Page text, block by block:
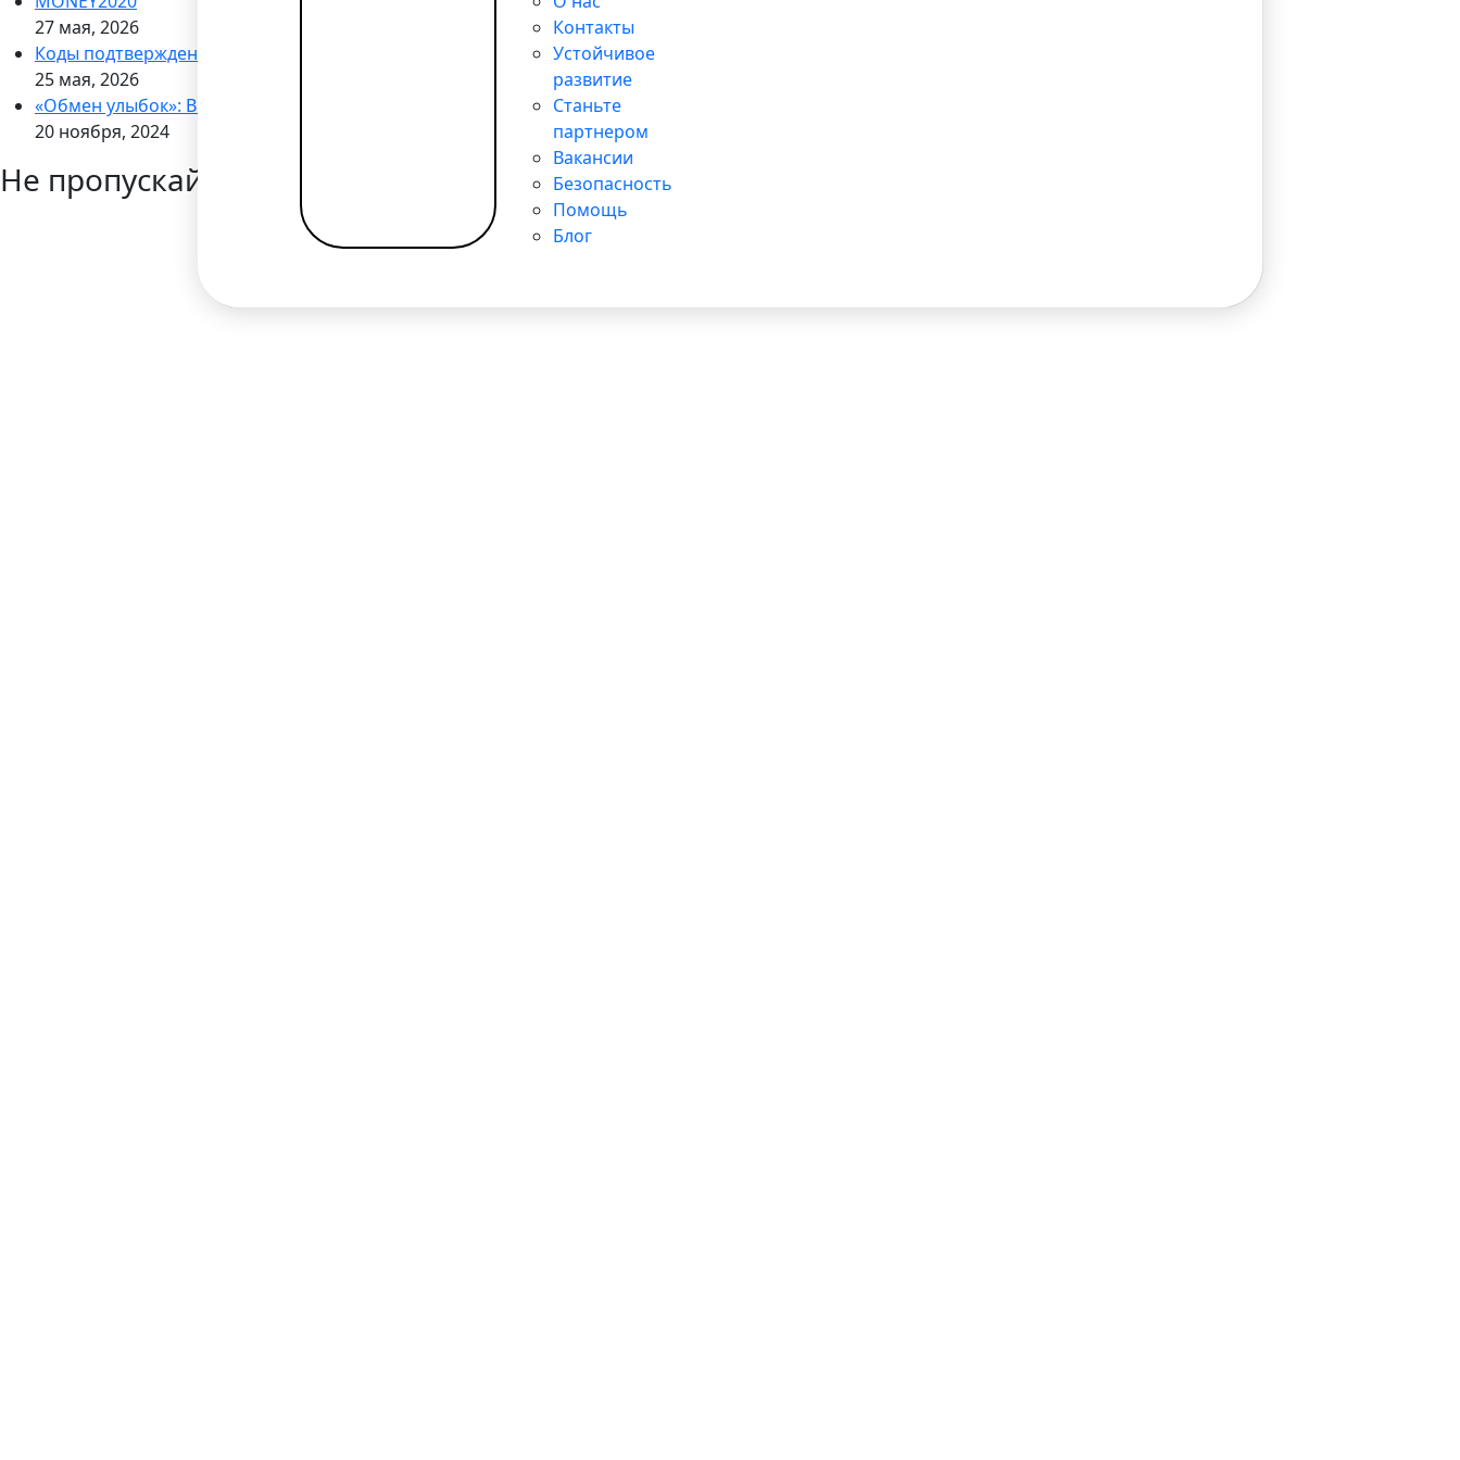
Контакты
Устойчивое
развитие
Станьте
партнером
Вакансии
Безопасность
Помощь
Блог
27 мая, 2026
Коды подтверждения через WhatsApp
25 мая, 2026
«Обмен улыбок»: Bilderlings запускает кампанию по поддержке детей в больницах
20 ноября, 2024
Не пропускайте новости